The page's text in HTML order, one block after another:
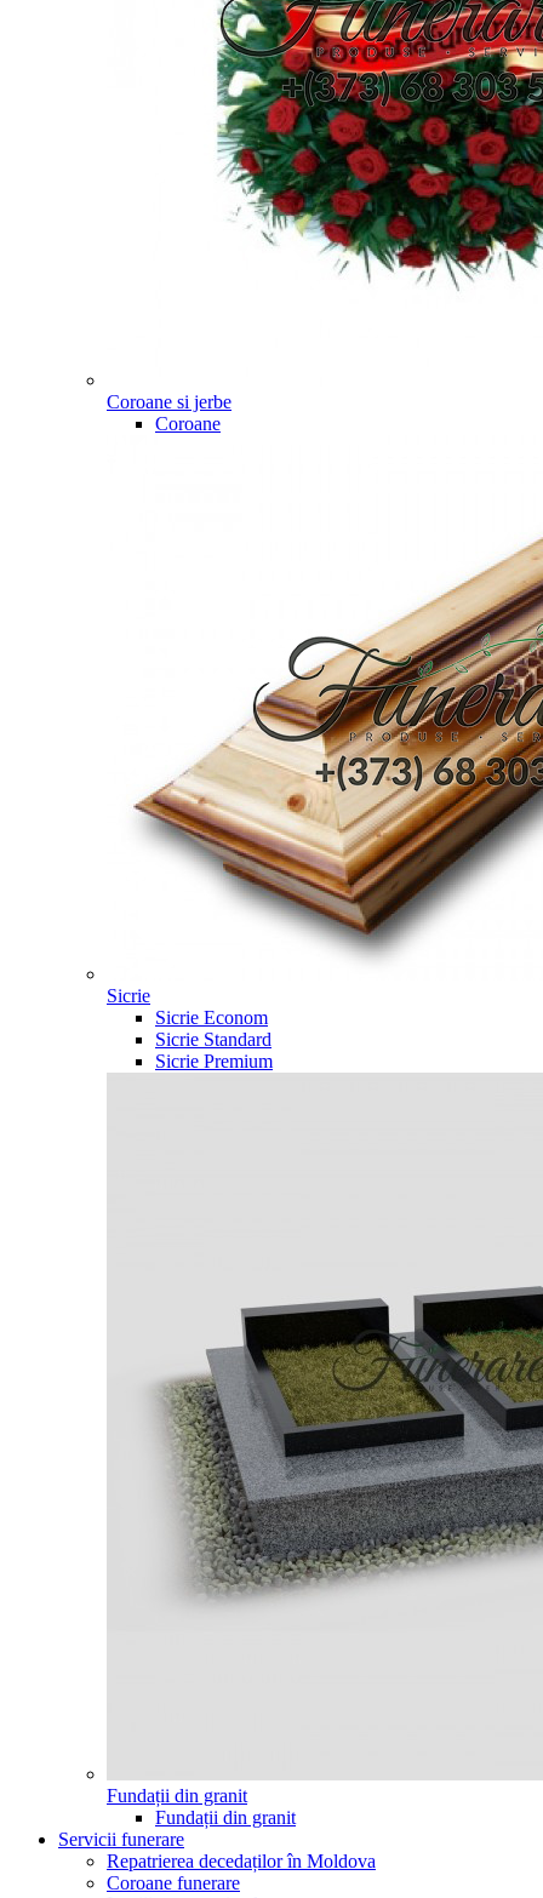
Coroane si jerbe
Coroane
Sicrie
Sicrie Econom
Sicrie Standard
Sicrie Premium
Fundații din granit
Fundații din granit
Servicii funerare
Repatrierea decedaților în Moldova
Coroane funerare